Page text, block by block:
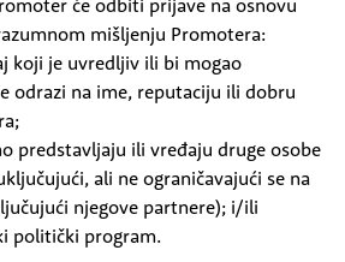
će odbiti prijave na osnovu
mišljenju Promotera:
koji je uvredljiv ili bi mogao
odrazi na ime, reputaciju ili dobru
predstavljaju ili vređaju druge osobe
ali ne ograničavajući se na
njegove partnere); i/ili
politički program.